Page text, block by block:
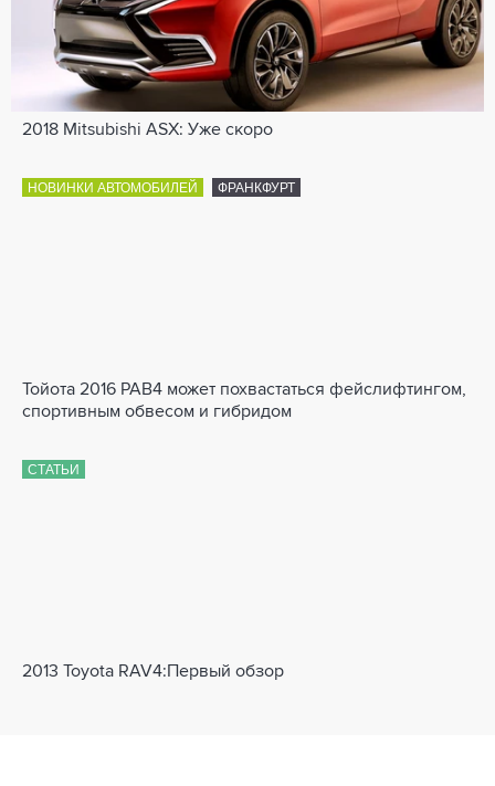
2018 Mitsubishi ASX: Уже скоро
НОВИНКИ АВТОМОБИЛЕЙ ФРАНКФУРТ
Тойота 2016 РАВ4 может похвастаться фейслифтингом,
спортивным обвесом и гибридом
СТАТЬИ
2013 Toyota RAV4:Первый обзор